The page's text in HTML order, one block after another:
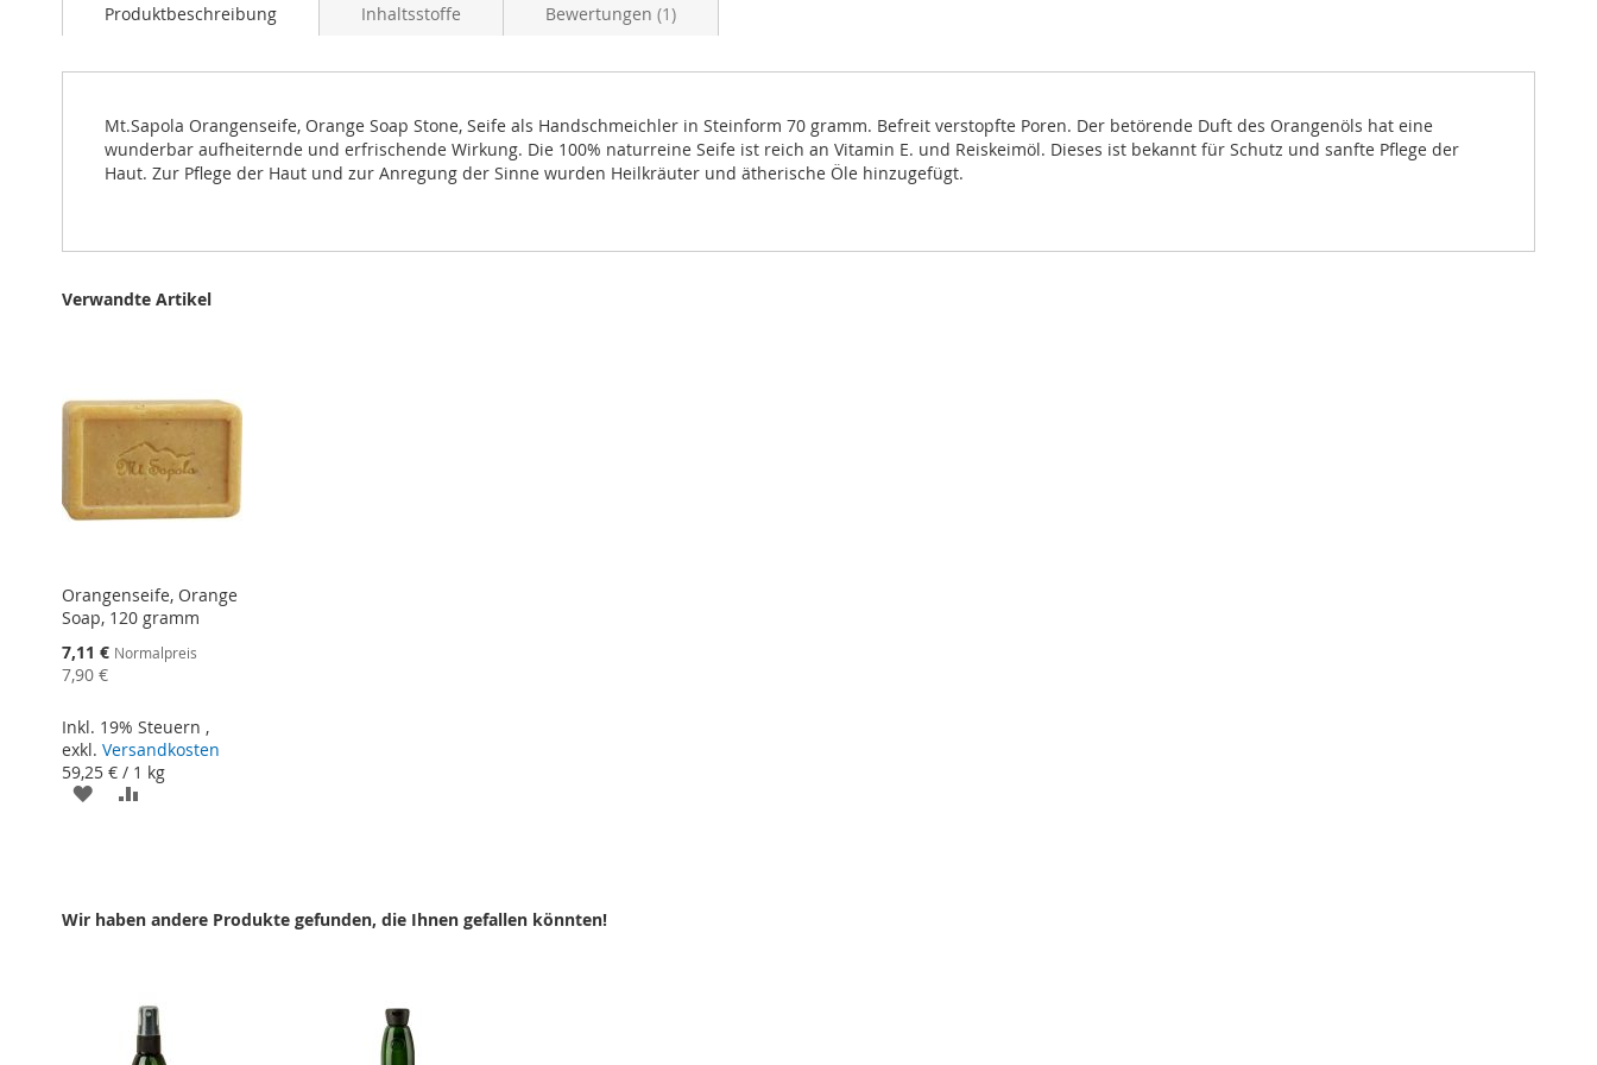
Bildergalerie
springen
Produktbeschreibung
Mt.Sapola Orangenseife, Orange Soap Stone, Seife als Handschmeichler in Steinform 70 gramm. Befreit verstopfte Poren. Der betörende Duft des Orangenöls hat eine
wunderbar aufheiternde und erfrischende Wirkung. Die 100% naturreine Seife ist reich an Vitamin E. und Reiskeimöl. Dieses ist bekannt für Schutz und sanfte Pflege der
Haut. Zur Pflege der Haut und zur Anregung der Sinne wurden Heilkräuter und ätherische Öle hinzugefügt.
Inhaltsstoffe Bewertungen 1
Verwandte Artikel
Orangenseife, Orange
Soap, 120 gramm
Sonderangebot
7,11 € Normalpreis
7,90 €
Inkl. 19% Steuern ,
exkl. Versandkosten
59,25 € / 1 kg
ZUR
Wir haben andere Produkte gefunden, die Ihnen gefallen könnten!